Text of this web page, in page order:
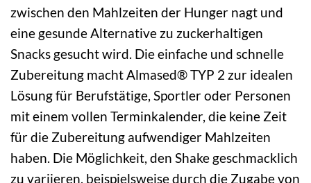
zwischen den Mahlzeiten der Hunger nagt und
eine gesunde Alternative zu zuckerhaltigen
Snacks gesucht wird. Die einfache und schnelle
Zubereitung macht Almased® TYP 2 zur idealen
Lösung für Berufstätige, Sportler oder Personen
mit einem vollen Terminkalender, die keine Zeit
für die Zubereitung aufwendiger Mahlzeiten
haben. Die Möglichkeit, den Shake geschmacklich
zu variieren, beispielsweise durch die Zugabe von